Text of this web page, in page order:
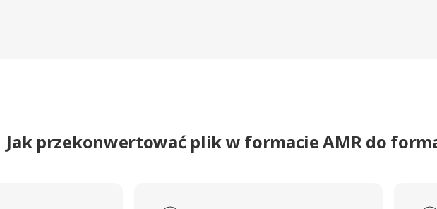
Jak przekonwertować plik w formacie AMR do